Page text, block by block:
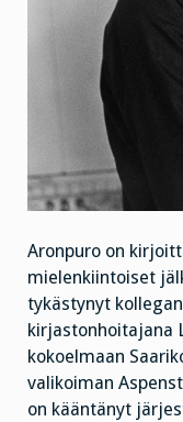
Aronpuro on
mielenkiintoiset
tykästynyt
kirjastonhoitajana
kokoelmaan
valikoiman
on kääntänyt